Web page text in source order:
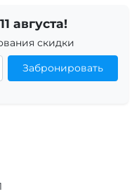
августа!
скидки
Забронировать